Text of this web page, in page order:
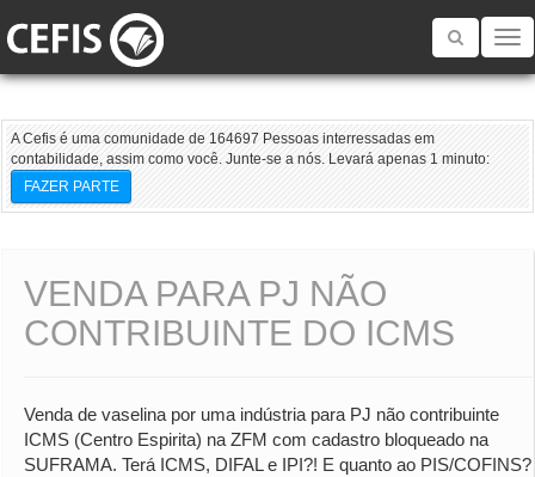
Toggle
A Cefis é uma comunidade de 164697 Pessoas interressadas em
contabilidade, assim como você. Junte-se a nós. Levará apenas 1 minuto:
FAZER PARTE
VENDA PARA PJ NÃO
CONTRIBUINTE DO ICMS
Venda de vaselina por uma indústria para PJ não contribuinte
ICMS (Centro Espirita) na ZFM com cadastro bloqueado na
SUFRAMA. Terá ICMS, DIFAL e IPI?! E quanto ao PIS/COFINS?